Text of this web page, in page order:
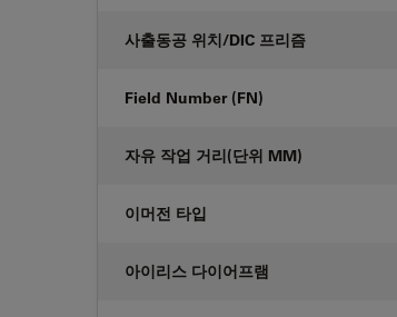
사출동공 위치/DIC 프리즘
Field Number (FN)
자유 작업 거리(단위 MM)
이머전 타입
아이리스 다이어프램